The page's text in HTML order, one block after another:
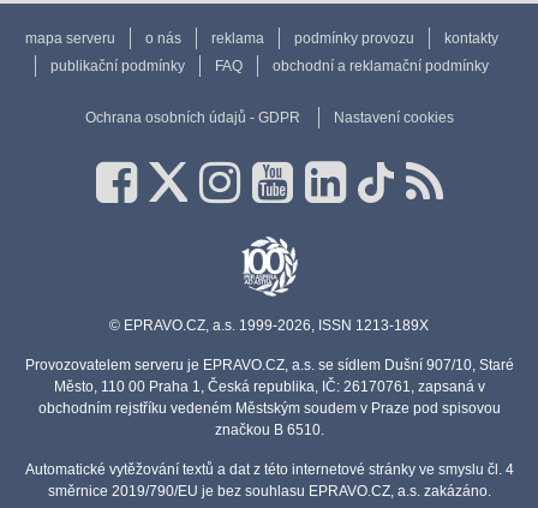
mapa serveru o nás reklama podmínky provozu
kontakty
publikační podmínky
FAQ obchodní a reklamační podmínky
Ochrana osobních údajů - GDPR Nastavení cookies
© EPRAVO.CZ, a.s. 1999-2026, ISSN 1213-189X
Provozovatelem serveru je EPRAVO.CZ, a.s. se sídlem Dušní 907/10, Staré
Město, 110 00 Praha 1, Česká republika, IČ: 26170761, zapsaná v
obchodním rejstříku vedeném Městským soudem v Praze pod spisovou
značkou B 6510.
Automatické vytěžování textů a dat z této internetové stránky ve smyslu čl. 4
směrnice 2019/790/EU je bez souhlasu EPRAVO.CZ, a.s. zakázáno.